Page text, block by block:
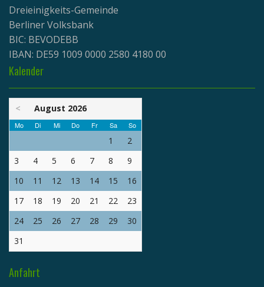
Dreieinigkeits-Gemeinde
Berliner Volksbank
BIC: BEVODEBB
IBAN: DE59 1009 0000 2580 4180 00
Kalender
< August 2026
Mo Di Mi Do Fr Sa So
1
2
3
4 5 6 7 8
9
10
11 12 13 14 15
16
17
18 19 20 21 22
23
24
25 26 27 28 29
30
31
Anfahrt